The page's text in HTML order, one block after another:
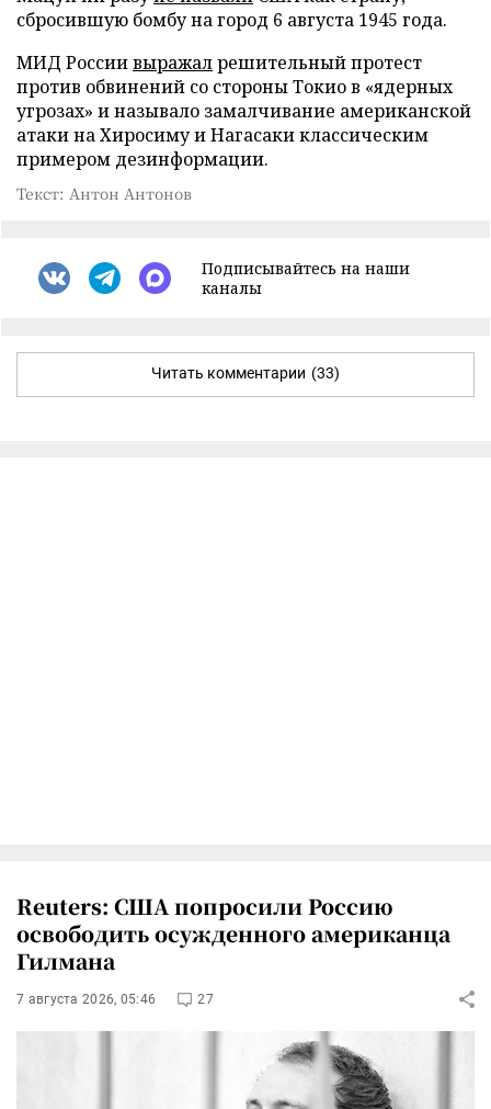
сбросившую бомбу на город 6 августа 1945 года.
МИД Россиивыражалрешительный протест
против обвинений со стороны Токио в «ядерных
угрозах» и называло замалчивание американской
атаки на Хиросиму и Нагасаки классическим
примером дезинформации.
Текст: Антон Антонов
Подписывайтесь на наши
каналы
Читать комментарии (33)
Reuters: США попросили Россию
освободить осужденного американца
Гилмана
7 августа 2026, 05:46 27